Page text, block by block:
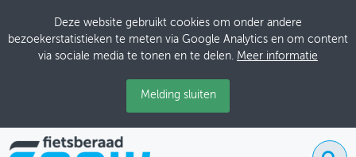
Deze website gebruikt cookies om onder andere
bezoekerstatistieken te meten via Google Analytics en om content
via sociale media te tonen en te delen. Meer informatie
Melding sluiten